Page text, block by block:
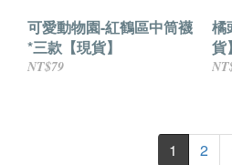
可愛動物園-紅鶴區中筒襪
*三款【現貨】
NT$79
橘
貨】
1 2